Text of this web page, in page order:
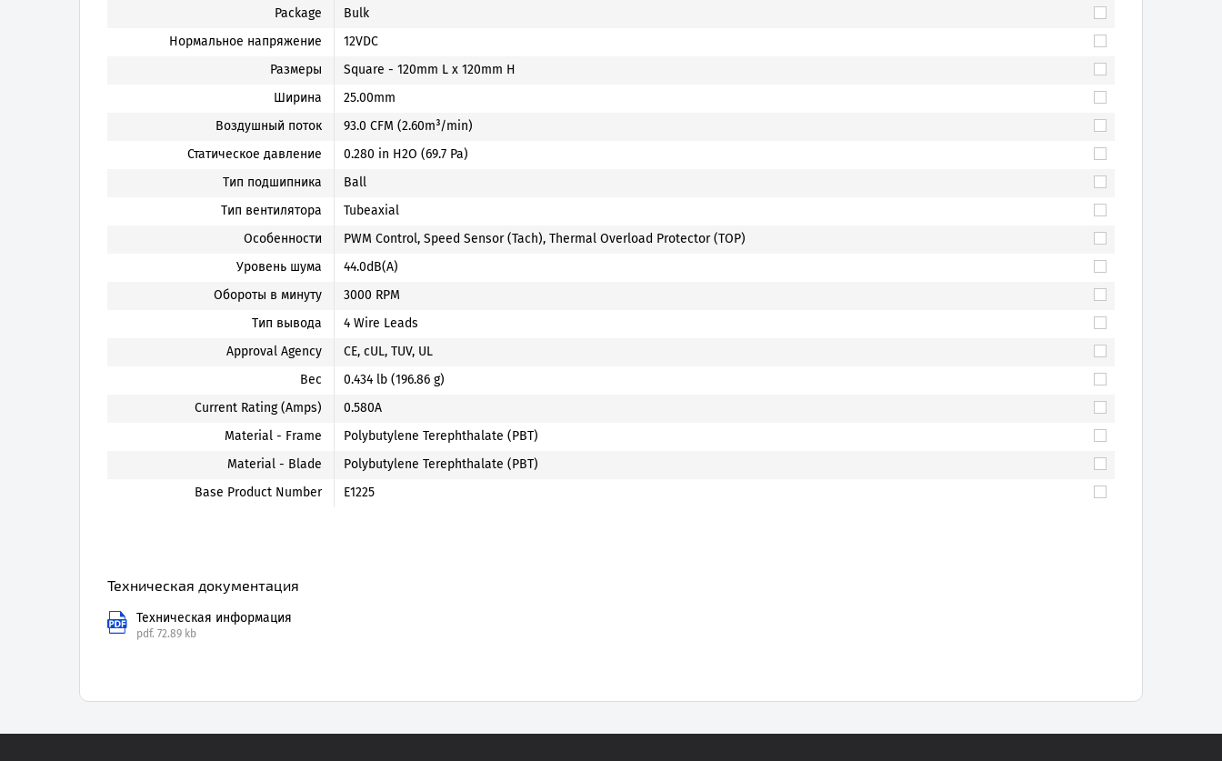
Package
Bulk
Нормальное напряжение
12VDC
Размеры
Square - 120mm L x 120mm H
Ширина
25.00mm
Воздушный поток
93.0 CFM (2.60m³/min)
Статическое давление
0.280 in H2O (69.7 Pa)
Тип подшипника
Ball
Тип вентилятора
Tubeaxial
Особенности
PWM Control, Speed Sensor (Tach), Thermal Overload Protector (TOP)
Уровень шума
44.0dB(A)
Обороты в минуту
3000 RPM
Тип вывода
4 Wire Leads
Approval Agency
CE, cUL, TUV, UL
Вес
0.434 lb (196.86 g)
Current Rating (Amps)
0.580A
Material - Frame
Polybutylene Terephthalate (PBT)
Material - Blade
Polybutylene Terephthalate (PBT)
Base Product Number
E1225
Техническая документация
Техническая информация
pdf. 72.89 kb